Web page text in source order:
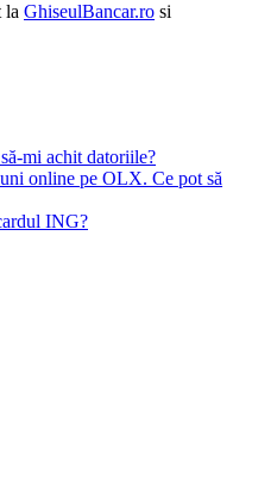
la GhiseulBancar.ro si
mi achit datoriile?
online pe OLX. Ce pot să
ING?